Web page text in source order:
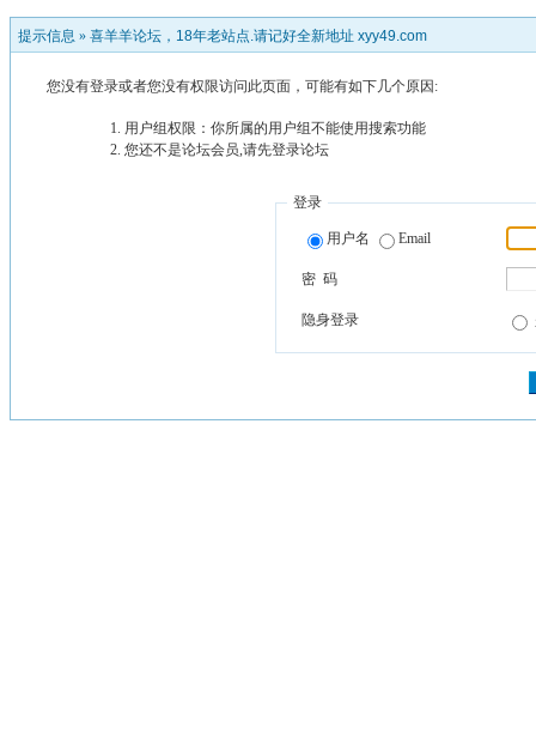
提示信息 » 喜羊羊论坛，18年老站点.请记好全新地址 xyy49.com
您没有登录或者您没有权限访问此页面，可能有如下几个原因:
用户组权限：你所属的用户组不能使用搜索功能
您还不是论坛会员,请先登录论坛
登录
用户名 Email
密 码
隐身登录